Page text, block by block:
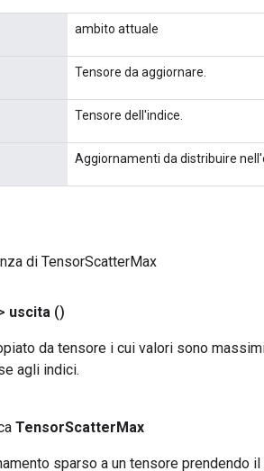
ambito attuale
Tensore da aggiornare.
Tensore dell'indice.
Aggiornamenti da distribuire
di TensorScatterMax
uscita ()
da tensore i cui valori sono
agli indici.
TensorScatterMax
sparso a un tensore prendendo